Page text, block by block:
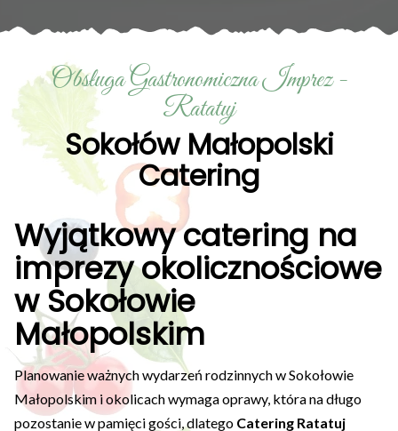
Obsługa Gastronomiczna Imprez -
Ratatuj
Sokołów Małopolski
Catering
Wyjątkowy catering na
imprezy okolicznościowe
w Sokołowie
Małopolskim
Planowanie ważnych wydarzeń rodzinnych w Sokołowie
Małopolskim i okolicach wymaga oprawy, która na długo
pozostanie w pamięci gości, dlatego Catering Ratatuj